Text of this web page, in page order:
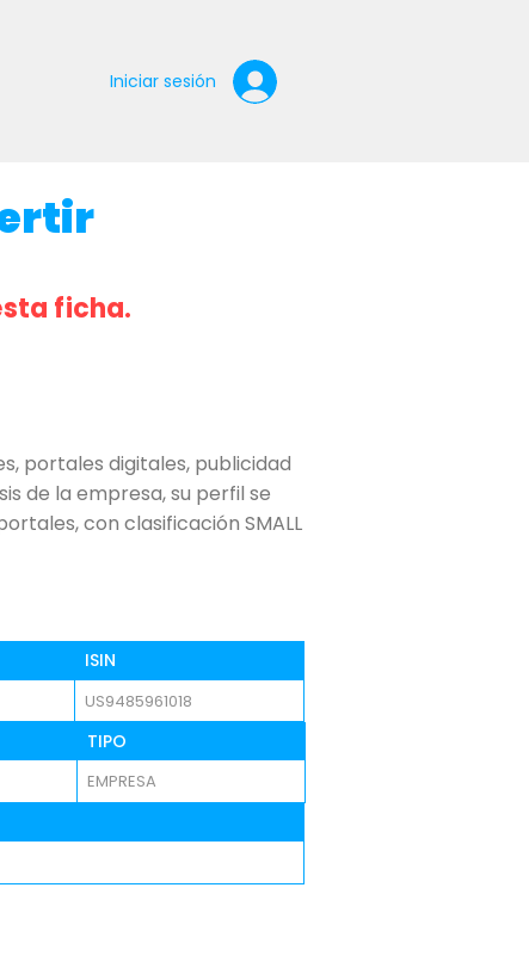
Iniciar sesión
ficha.
portales digitales, publicidad
de la empresa, su perfil se
con clasificación SMALL
ISIN
US9485961018
TIPO
EMPRESA